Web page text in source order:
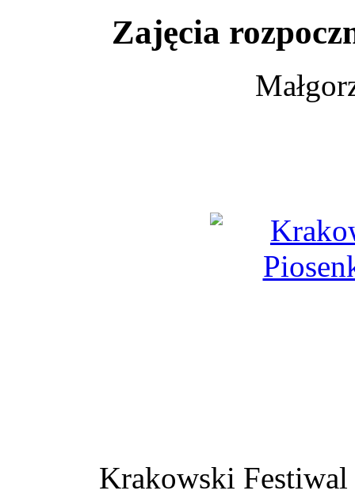
Zajęcia
Krakowski